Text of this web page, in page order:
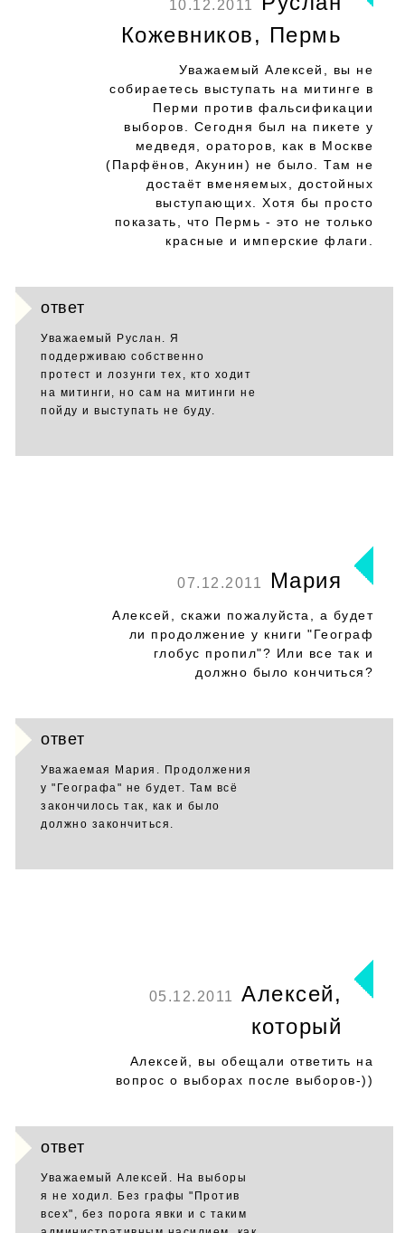
10.12.2011
Кожевников, Пермь
Уважаемый Алексей, вы не
собираетесь выступать на митинге в
Перми против фальсификации
выборов. Сегодня был на пикете у
медведя, ораторов, как в Москве
(Парфёнов, Акунин) не было. Там не
достаёт вменяемых, достойных
выступающих. Хотя бы просто
показать, что Пермь - это не только
красные и имперские флаги.
ответ
Уважаемый Руслан. Я
поддерживаю собственно
протест и лозунги тех, кто ходит
на митинги, но сам на митинги не
пойду и выступать не буду.
07.12.2011 Мария
Алексей, скажи пожалуйста, а будет
ли продолжение у книги "Географ
глобус пропил"? Или все так и
должно было кончиться?
ответ
Уважаемая Мария. Продолжения
у "Географа" не будет. Там всё
закончилось так, как и было
должно закончиться.
05.12.2011
Алексей,
который
Алексей, вы обещали ответить на
вопрос о выборах после выборов-))
ответ
Уважаемый Алексей. На выборы
я не ходил. Без графы "Против
всех", без порога явки и с таким